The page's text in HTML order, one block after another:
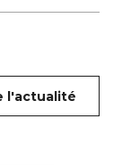
l'actualité